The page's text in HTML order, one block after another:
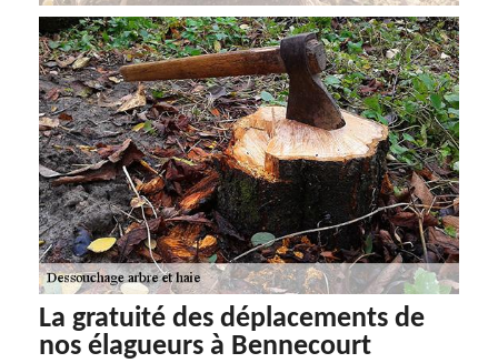
La gratuité des déplacements de
nos élagueurs à Bennecourt